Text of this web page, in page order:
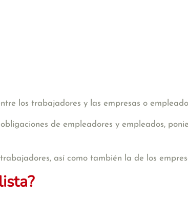
los trabajadores y las empresas o
de empleadores y empleados,
así como también la de los